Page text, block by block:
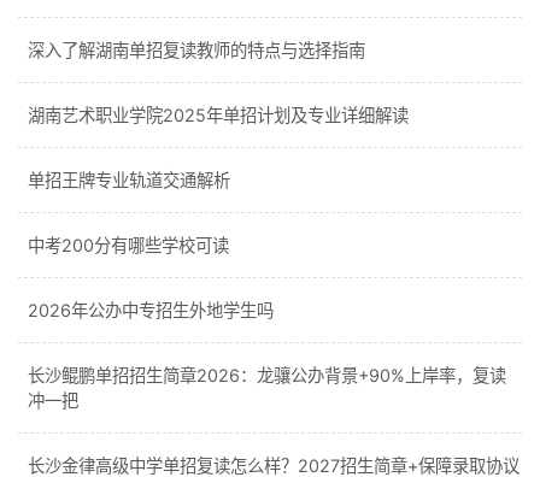
深入了解湖南单招复读教师的特点与选择指南
湖南艺术职业学院2025年单招计划及专业详细解读
单招王牌专业轨道交通解析
中考200分有哪些学校可读
2026年公办中专招生外地学生吗
长沙鲲鹏单招招生简章2026：龙骧公办背景+90%上岸率，复读
冲一把
长沙金律高级中学单招复读怎么样？2027招生简章+保障录取协议